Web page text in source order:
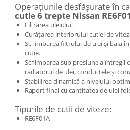
Operațiunile desfășurate în
cutie 6 trepte Nissan
Filtrarea uleiului.
Curățarea interiorului cutiei de
Schimbarea filtrului de ulei și baia
cutie.
Schimbarea sub presiune a întregii
radiatorul de ulei, conductele și
Stabilirea dinamică a nivelului
Raport final cu cantitatea de ulei
Tipurile de cutii de viteze:
RE6F01A